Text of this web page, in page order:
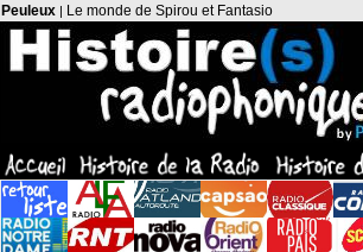
Peuleux | Le monde de Spirou et Fantasio